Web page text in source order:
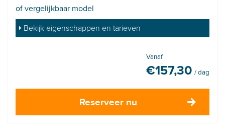
of vergelijkbaar model
Bekijk eigenschappen en tarieven
Vanaf
€157,30 / dag
Reserveer nu